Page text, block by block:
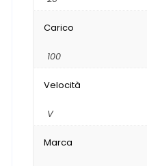
Carico
100
Velocità
V
Marca